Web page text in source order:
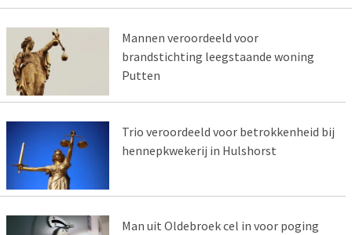
Mannen veroordeeld voor
brandstichting leegstaande woning
Putten
Trio veroordeeld voor betrokkenheid bij
hennepkwekerij in Hulshorst
Man uit Oldebroek cel in voor poging